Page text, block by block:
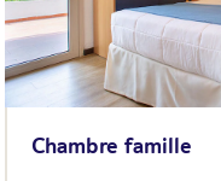
Chambre famille